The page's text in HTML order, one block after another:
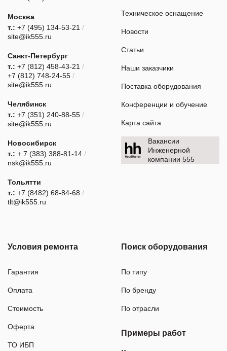
Москва
т.: +7 (495) 134-53-21 /
site@ik555.ru
Санкт-Петербург
т.: +7 (812) 458-43-21 /
+7 (812) 748-24-55 /
site@ik555.ru
Челябинск
т.: +7 (351) 240-88-55 /
site@ik555.ru
Новосибирск
т.: + 7 (383) 388-81-14 /
nsk@ik555.ru
Тольятти
т.: +7 (8482) 68-84-68 /
tlt@ik555.ru
Техническое оснащение
Новости
Статьи
Наши заказчики
Поставка оборудования
Конференции и обучение
Карта сайта
Вакансии
Инженерной
компании 555
Условия ремонта
Гарантия
Оплата
Стоимость
Оферта
ТО ИБП
Поиск оборудования
По типу
По бренду
По отрасли
Примеры работ